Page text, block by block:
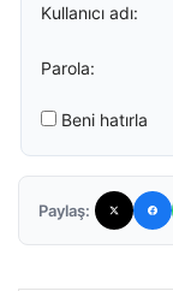
Kullanıcı adı:
Parola:
Beni hatırla
Paylaş: